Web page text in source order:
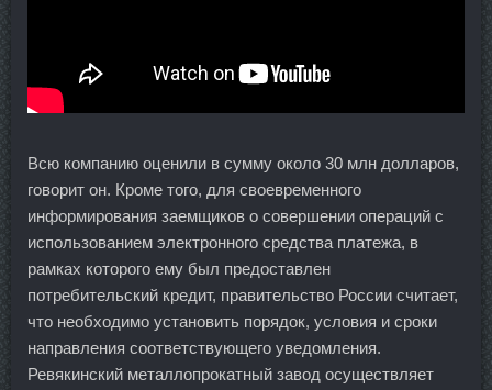
Всю компанию оценили в сумму около 30 млн долларов,
говорит он. Кроме того, для своевременного
информирования заемщиков о совершении операций с
использованием электронного средства платежа, в
рамках которого ему был предоставлен
потребительский кредит, правительство России считает,
что необходимо установить порядок, условия и сроки
направления соответствующего уведомления.
Ревякинский металлопрокатный завод осуществляет